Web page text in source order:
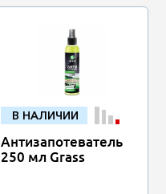
В НАЛИЧИИ
Антизапотеватель
250 мл Grass